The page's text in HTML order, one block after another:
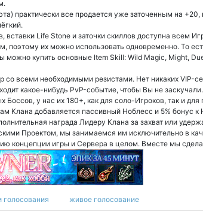
практически все продается уже заточенным на
вставки Life Stone и заточки скиллов доступна всем
поэтому их можно использовать одновременно. То
можно купить основные Item Skill: Wild Magic, Might,
со всеми необходимыми резистами. Нет никаких VIP-
какое-нибудь PvP-событие, чтобы Вы не заскучали.
Боссов, у нас их 180+, как для соло-Игроков, так и для
Клана добавляется пассивный Ноблесс и 5% бонус
награда Лидеру Клана за захват или
Проектом, мы занимаемся им исключительно в
концепции игры и Сервера в целом. Вместе мы
голосования живое голосование